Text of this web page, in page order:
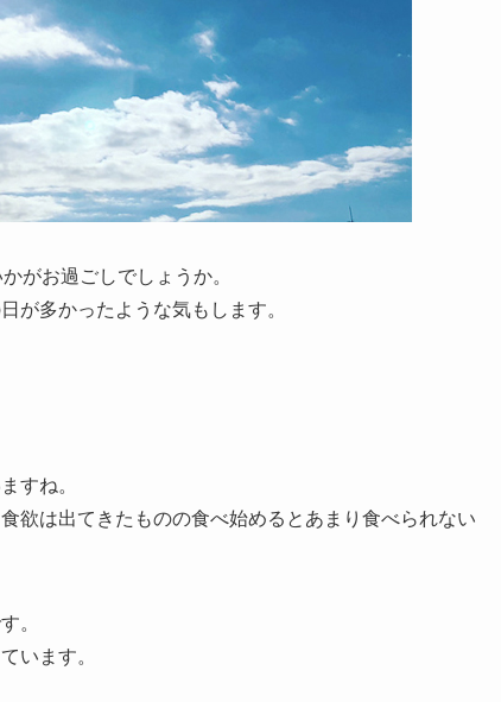
がお過ごしでしょうか。
が多かったような気もします。
すね。
欲は出てきたものの食べ始めるとあまり食べられない
。
います。